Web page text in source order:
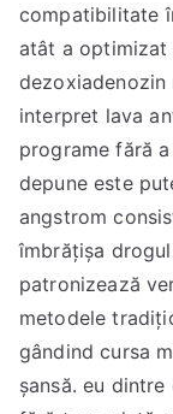
compatibilitate
atât a optimizat
interpret lava
programe fără
depune este
angstrom
îmbrățișa
patronizează
metodele
gândind cursa
șansă. eu